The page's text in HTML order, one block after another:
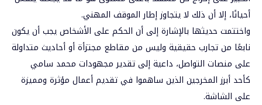
أحيانًا، إلا أن ذلك لا يتجاوز إطار الموقف المهني.
واختتمت حديثها بالإشارة إلى أن الحكم على الأشخاص يجب أن يكون
نابعًا من تجارب حقيقية وليس من مقاطع مجتزأة أو أحاديث متداولة
على منصات التواصل، داعية إلى تقدير مجهودات محمد سامي
كأحد أبرز المخرجين الذين ساهموا في تقديم أعمال مؤثرة ومميزة
على الشاشة.